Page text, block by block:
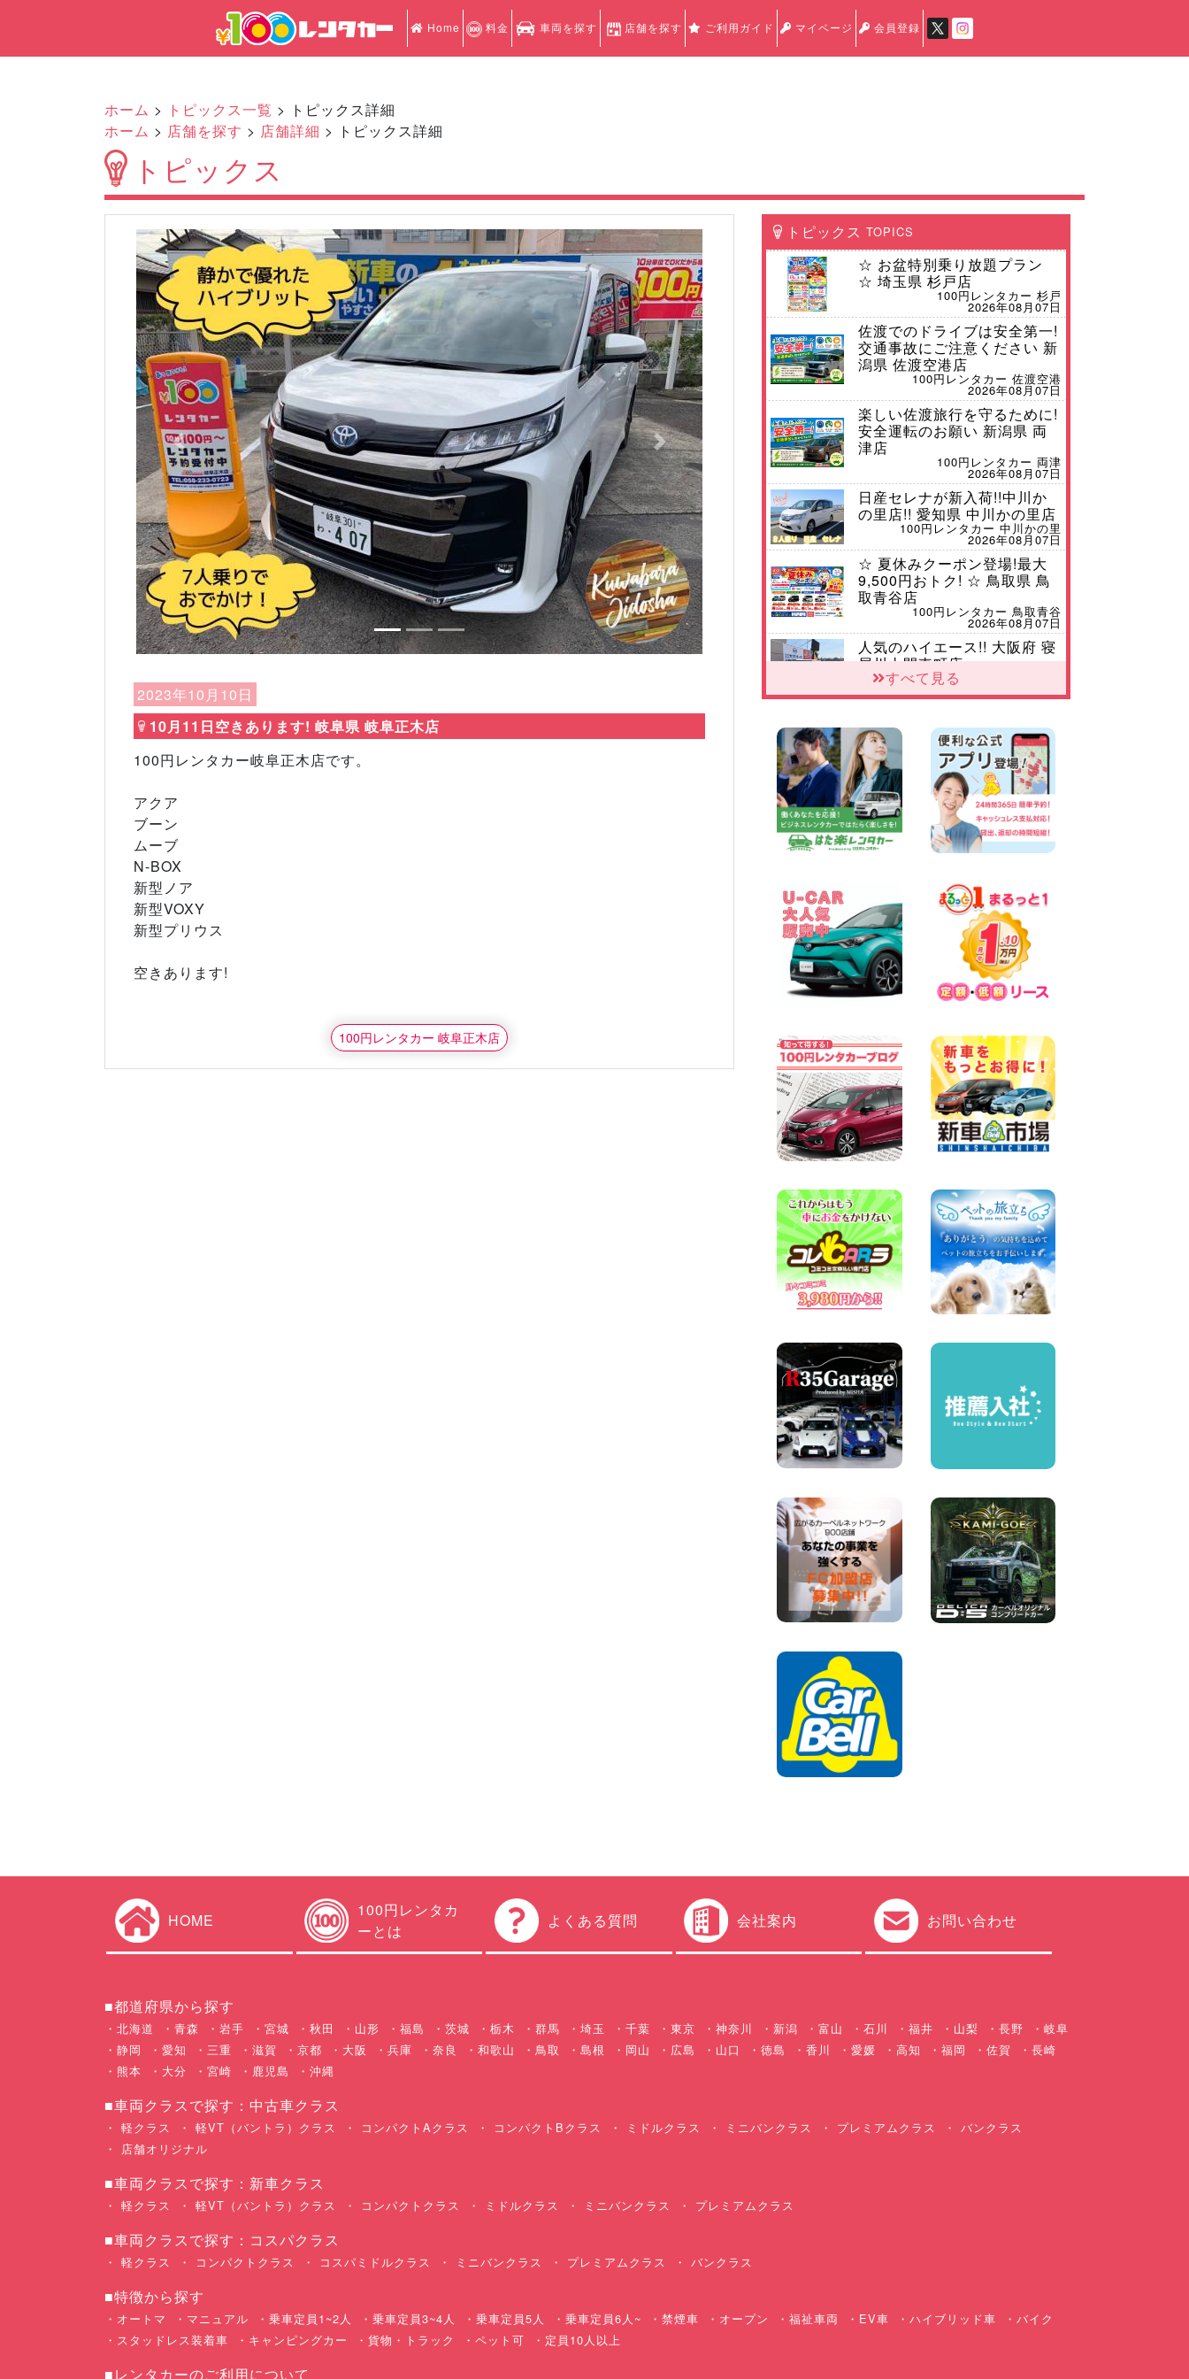
Home 料金 車両を探す 店舗を探す ご利用ガイド マイページ 会員登録
ホーム > トピックス一覧 > トピックス詳細
ホーム > 店舗を探す > 店舗詳細 > トピックス詳細
トピックス
Previous Next
2023年10月10日
10月11日空きあります! 岐阜県 岐阜正木店
100円レンタカー岐阜正木店です。
アクア
ブーン
ムーブ
N-BOX
新型ノア
新型VOXY
新型プリウス
空きあります!
100円レンタカー 岐阜正木店
トピックス TOPICS
☆ お盆特別乗り放題プラン
☆ 埼玉県 杉戸店
100円レンタカー 杉戸
2026年08月07日
佐渡でのドライブは安全第一!
交通事故にご注意ください 新
潟県 佐渡空港店
100円レンタカー 佐渡空港
2026年08月07日
楽しい佐渡旅行を守るために!
安全運転のお願い 新潟県 両
津店
100円レンタカー 両津
2026年08月07日
日産セレナが新入荷!!中川か
の里店!! 愛知県 中川かの里店
100円レンタカー 中川かの里
2026年08月07日
☆ 夏休みクーポン登場!最大
9,500円おトク! ☆ 鳥取県 鳥
取青谷店
100円レンタカー 鳥取青谷
2026年08月07日
人気のハイエース!! 大阪府 寝
屋川太間東町店
100円レンタカー 寝屋川太間東町
県 四日市インター店
100円レンタカー 四日市インター
2026年08月07日
夏季休暇のお知らせ 東京都
墨田両国店
100円レンタカー 墨田両国
2026年08月07日
三河安城店 8月後半のレンタ
ーご予約受付中です! 愛知県
100円レンタカー 三河安城
2026年08月07日
お盆シーズン空きあり!!100円
レンタカー兵庫駅前店OPEN!!
兵庫県 兵庫駅前店
100円レンタカー 兵庫駅前
2026年08月07日
墨田文花店
100円レンタカー 墨田文花
2026年08月07日
8月 お盆休みのお知らせ 広島
県 ベイシティ宇品店
100円レンタカー ベイシティ宇品
2026年08月07日
横浜弥生台店限定!!夏季特別
奈川県 横浜弥生台店
100円レンタカー 横浜弥生台
2026年08月07日
お盆も休まず営業します! 神
奈川県 横浜旭南本宿町店
100円レンタカー 横浜旭南本宿町
2026年08月07日
お引越しに便利で最適!(禁煙
100円レンタカー 坂出川津
2026年08月07日
【カーシェアのレンタカーが
2台になりました!】 岐阜県 各
務原那加店
100円レンタカー 各務原那加
空き有ります!!コンパクト
多数!!関東圏必見♪ 東京都 町
100円レンタカー 町田根岸
2026年08月06日
体調崩してませんか?? 兵庫県
加古川店
100円レンタカー 加古川
2026年08月06日
ハイエースワゴンGL!!クルー
る〜!! 福島県 福島笹木野店
※※超格安日額5,800円※※荷物
運びに最適の軽バンのレンタ
カー!! 出雲ドーム前店 島根県
出雲ドーム前店
100円レンタカー 出雲ドーム前
すべて見る
HOME
100円レンタカ
ーとは
よくある質問 会社案内 お問い合わせ
■都道府県から探す
北海道 青森 岩手 宮城 秋田 山形 福島 茨城 栃木 群馬 埼玉 千葉 東京 神奈川 新潟 富山 石川 福井 山梨 長野
岐阜
静岡
愛知 三重 滋賀 京都 大阪 兵庫 奈良 和歌山 鳥取 島根 岡山 広島 山口 徳島 香川 愛媛 高知 福岡 佐賀
長崎
熊本
大分 宮崎 鹿児島 沖縄
■車両クラスで探す：中古車クラス
軽クラス 軽VT（バントラ）クラス コンパクトAクラス コンパクトBクラス ミドルクラス ミニバンクラス プレミアムクラス
バンクラス
店舗オリジナル
■車両クラスで探す：新車クラス
軽クラス 軽VT（バントラ）クラス コンパクトクラス ミドルクラス ミニバンクラス プレミアムクラス
■車両クラスで探す：コスパクラス
軽クラス コンパクトクラス コスパミドルクラス ミニバンクラス プレミアムクラス バンクラス
■特徴から探す
オートマ マニュアル 乗車定員1~2人 乗車定員3~4人 乗車定員5人 乗車定員6人~ 禁煙車 オープン 福祉車両 EV車 ハイブリッド車
バイク
スタッドレス装着車
キャンピングカー 貨物・トラック ペット可 定員10人以上
■レンタカーのご利用について